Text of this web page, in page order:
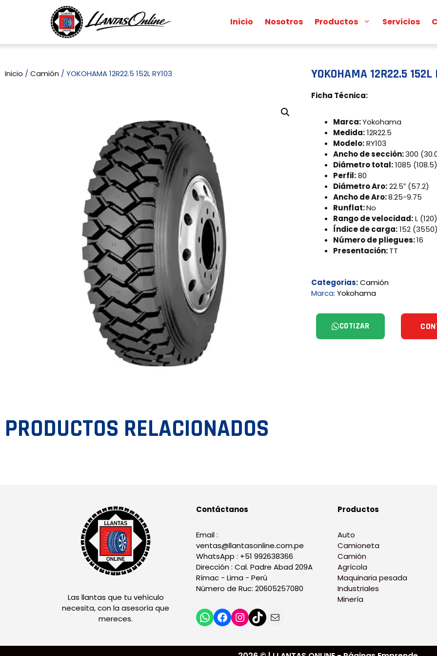
Inicio Nosotros Productos Servicios
Inicio / Camión / YOKOHAMA 12R22.5 152L RY103 YOKOHAMA 12R22.5 152L
Ficha Técnica:
Marca:Yokohama
Medida:12R22.5
Modelo:RY103
Ancho de sección:300
Diámetro total:1085 (108.5)
Perfil:80
Diámetro Aro:22.5″ (57.2)
Ancho de Aro:8.25-9.75
Runflat:No
Rango de velocidad:L (120)
Índice de carga:152 (3550)
Número de pliegues:16
Presentación:TT
Categorias:Camión
Marca:Yokohama
COTIZAR
PRODUCTOS RELACIONADOS
Las llantas que tu vehículo
necesita, con la asesoría que
mereces.
Contáctanos
Email :
ventas@llantasonline.com.pe
WhatsApp : +51 992638366
Dirección : Cal. Padre Abad 209A
Rímac - Lima - Perú
Número de Ruc: 20605257080
Productos
Auto
Camioneta
Camión
Agrícola
Maquinaria pesada
Industriales
Minería